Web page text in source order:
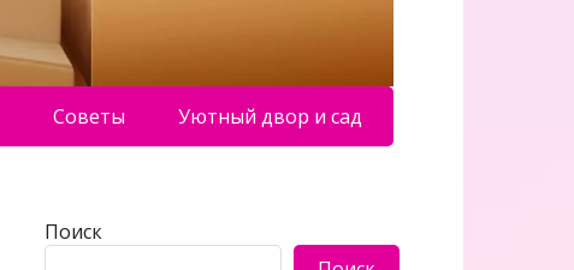
Советы Уютный двор и сад
Поиск